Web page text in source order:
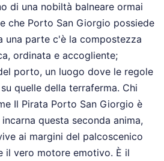
di una nobiltà balneare ormai
che Porto San Giorgio possiede
una parte c'è la compostezza
ordinata e accogliente;
porto, un luogo dove le regole
quelle della terraferma. Chi
Il Pirata Porto San Giorgio è
questa seconda anima,
ai margini del palcoscenico
il vero motore emotivo. È il